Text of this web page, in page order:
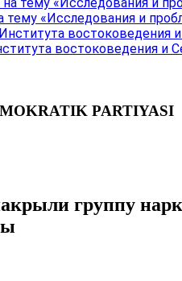
«Исследования и
востоковедения и
PARTIYASI
группу